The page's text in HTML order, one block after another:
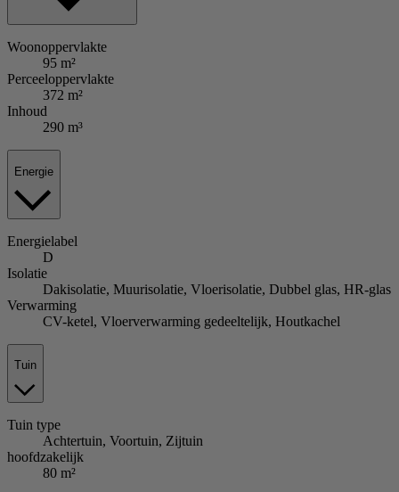
Woonoppervlakte
95 m²
Perceeloppervlakte
372 m²
Inhoud
290 m³
Energie
Energielabel
D
Isolatie
Dakisolatie, Muurisolatie, Vloerisolatie, Dubbel glas, HR-glas
Verwarming
CV-ketel, Vloerverwarming gedeeltelijk, Houtkachel
Tuin
Tuin type
Achtertuin, Voortuin, Zijtuin
hoofdzakelijk
80 m²